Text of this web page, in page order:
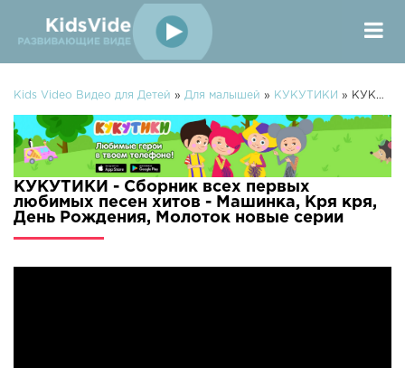
Kids Video Видео для Детей » Для малышей » КУКУТИКИ » КУКУТИКИ - Сборник всех первых любимых песен хитов - Машинка, Кря кря, День Рождения, Молоток
КУКУТИКИ - Сборник всех первых
любимых песен хитов - Машинка, Кря кря,
День Рождения, Молоток новые серии